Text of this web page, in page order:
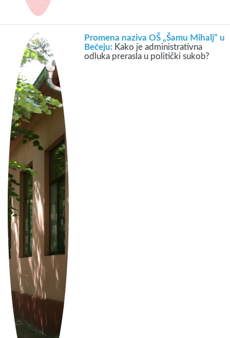
Promena naziva OŠ „Šamu Mihalj” u
Bečeju: Kako je administrativna
odluka prerasla u politički sukob?